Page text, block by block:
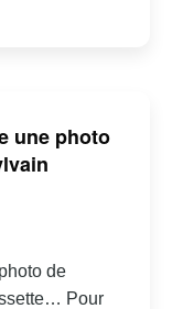
une photo
de
Pour